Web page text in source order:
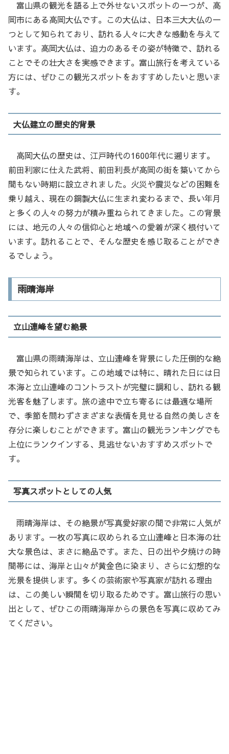
富山県の観光を語る上で外せないスポットの一つが、高
岡市にある高岡大仏です。この大仏は、日本三大大仏の一
つとして知られており、訪れる人々に大きな感動を与えて
います。高岡大仏は、迫力のあるその姿が特徴で、訪れる
ことでその壮大さを実感できます。富山旅行を考えている
方には、ぜひこの観光スポットをおすすめしたいと思いま
す。
大仏建立の歴史的背景
高岡大仏の歴史は、江戸時代の1600年代に遡ります。
前田利家に仕えた武将、前田利長が高岡の街を築いてから
間もない時期に設立されました。火災や震災などの困難を
乗り越え、現在の銅製大仏に生まれ変わるまで、長い年月
と多くの人々の努力が積み重ねられてきました。この背景
には、地元の人々の信仰心と地域への愛着が深く根付いて
います。訪れることで、そんな歴史を感じ取ることができ
るでしょう。
雨晴海岸
立山連峰を望む絶景
富山県の雨晴海岸は、立山連峰を背景にした圧倒的な絶
景で知られています。この地域では特に、晴れた日には日
本海と立山連峰のコントラストが完璧に調和し、訪れる観
光客を魅了します。旅の途中で立ち寄るには最適な場所
で、季節を問わずさまざまな表情を見せる自然の美しさを
存分に楽しむことができます。富山の観光ランキングでも
上位にランクインする、見逃せないおすすめスポットで
す。
写真スポットとしての人気
雨晴海岸は、その絶景が写真愛好家の間で非常に人気が
あります。一枚の写真に収められる立山連峰と日本海の壮
大な景色は、まさに絶品です。また、日の出や夕焼けの時
間帯には、海岸と山々が黄金色に染まり、さらに幻想的な
光景を提供します。多くの芸術家や写真家が訪れる理由
は、この美しい瞬間を切り取るためです。富山旅行の思い
出として、ぜひこの雨晴海岸からの景色を写真に収めてみ
てください。